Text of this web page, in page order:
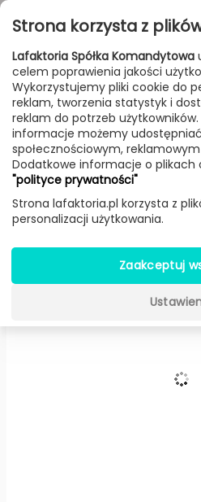
Przejdź do treści
FILTROWANIE &
Lampy Producenci Rubn
Volume kinkiet
mosiądz, klosz
Strona korzysta z
Lafaktoria Spółka Komandytowa
celem poprawienia jakości
Wykorzystujemy pliki cookie do
reklam, tworzenia statystyk i
reklam do potrzeb
informacje możemy
społecznościowym,
Dodatkowe informacje o plikach
"polityce prywatności"
Strona lafaktoria.pl korzysta z
personalizacji użytkowania.
Zaakceptuj